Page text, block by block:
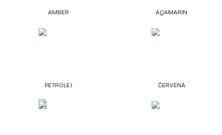
AMBER AQAMARIN
PETROLEJ ČERVENÁ